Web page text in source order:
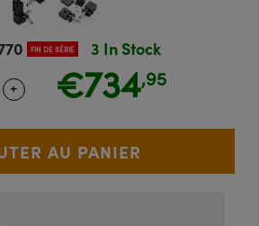
Directe
FIN DE SÉRIE 3 In Stock
Selector
Use the plus and minus buttons to
+ €734,95